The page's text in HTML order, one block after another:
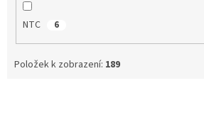
NTC 6
Položek k zobrazení: 189